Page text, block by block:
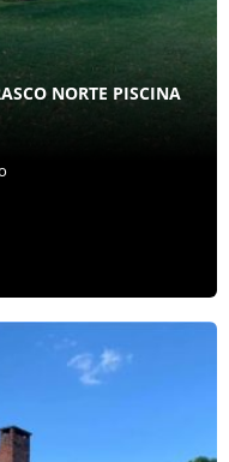
NORTE PISCINA